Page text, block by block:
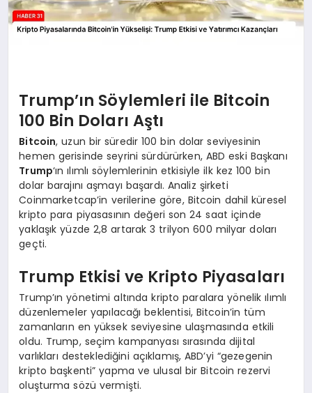
Trump’ın Söylemleri ile Bitcoin
100 Bin Doları Aştı
Bitcoin, uzun bir süredir 100 bin dolar seviyesinin
hemen gerisinde seyrini sürdürürken, ABD eski Başkanı
Trump‘ın ılımlı söylemlerinin etkisiyle ilk kez 100 bin
dolar barajını aşmayı başardı. Analiz şirketi
Coinmarketcap’in verilerine göre, Bitcoin dahil küresel
kripto para piyasasının değeri son 24 saat içinde
yaklaşık yüzde 2,8 artarak 3 trilyon 600 milyar doları
geçti.
Trump Etkisi ve Kripto Piyasaları
Trump’ın yönetimi altında kripto paralara yönelik ılımlı
düzenlemeler yapılacağı beklentisi, Bitcoin’in tüm
zamanların en yüksek seviyesine ulaşmasında etkili
oldu. Trump, seçim kampanyası sırasında dijital
varlıkları desteklediğini açıklamış, ABD’yi “gezegenin
kripto başkenti” yapma ve ulusal bir Bitcoin rezervi
oluşturma sözü vermişti.